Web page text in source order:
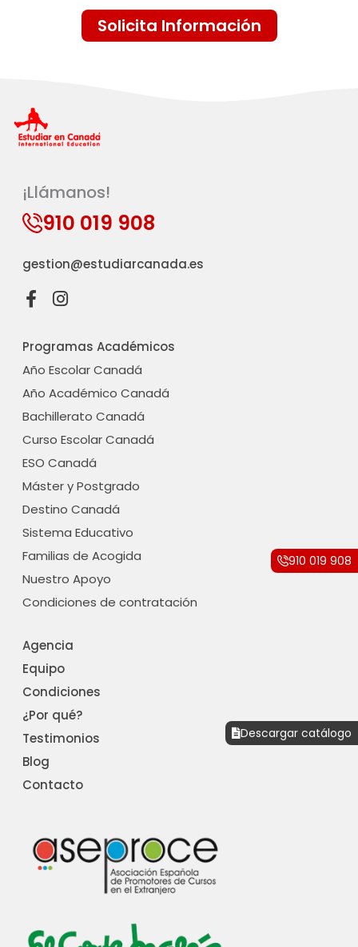
Solicita Información
910 019 908
Programas Académicos
Año Escolar Canadá
Año Académico Canadá
Bachillerato Canadá
Curso Escolar Canadá
ESO Canadá
Máster y Postgrado
Destino Canadá
Sistema Educativo
Familias de Acogida
Nuestro Apoyo
Condiciones de contratación
Agencia
Equipo
Condiciones
¿Por qué?
Testimonios
Blog
Contacto
¡Llámanos!
910 019 908
gestion@estudiarcanada.es
F
a
e
b
o
o
k
-
f
I
t
a
g
r
a
m
Descargar catálogo